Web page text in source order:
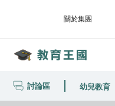
關於集團
討論區 幼兒教育